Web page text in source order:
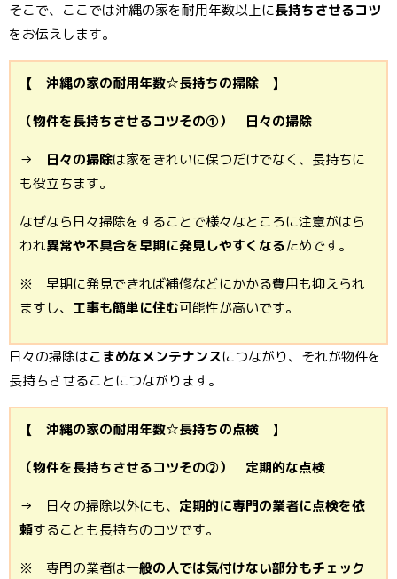
そこで、ここでは沖縄の家を耐用年数以上に長持ちさせるコツ
をお伝えします。
【 沖縄の家の耐用年数☆長持ちの掃除 】
（物件を長持ちさせるコツその①） 日々の掃除
→ 日々の掃除は家をきれいに保つだけでなく、長持ちに
も役立ちます。
なぜなら日々掃除をすることで様々なところに注意がはら
われ異常や不具合を早期に発見しやすくなるためです。
※ 早期に発見できれば補修などにかかる費用も抑えられ
ますし、 工事も簡単に住む可能性が高いです。
日々の掃除はこまめなメンテナンスにつながり、それが物件を
長持ちさせることにつながります。
【 沖縄の家の耐用年数☆長持ちの点検 】
（物件を長持ちさせるコツその②） 定期的な点検
→ 日々の掃除以外にも、 定期的に専門の業者に点検を依
頼することも長持ちのコツです。
※ 専門の業者は一般の人では気付けない部分もチェック